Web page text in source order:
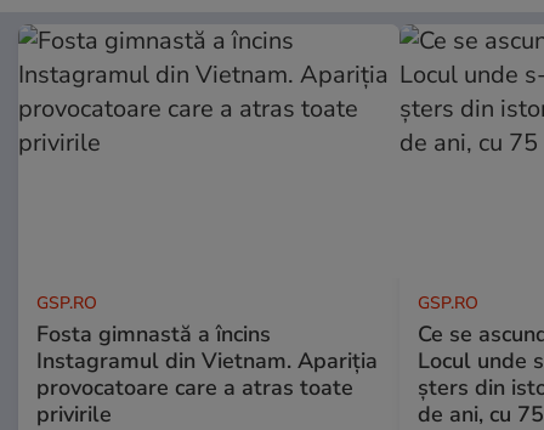
GSP.RO
Fosta gimnastă a încins
Instagramul din Vietnam. Apariția
provocatoare care a atras toate
privirile
GSP.RO
Ce se
Locul unde
șters din
de ani, cu